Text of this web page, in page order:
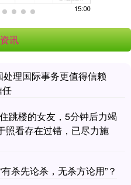
讯
理国际事务更值得信赖
跳楼的女友，5分钟后力竭
照看存在过错，已尽力施
杀先论杀，无杀方论用”？